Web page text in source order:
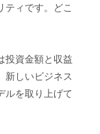
ィです。どこ
投資金額と収益
新しいビジネス
ルを取り上げて